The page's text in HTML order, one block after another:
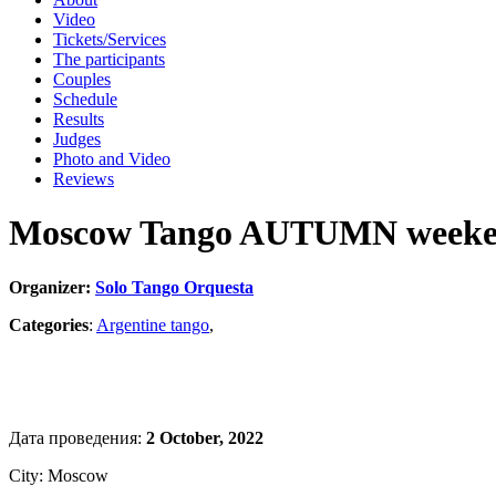
Video
Tickets/Services
The participants
Couples
Schedule
Results
Judges
Photo and Video
Reviews
Moscow Tango AUTUMN
Organizer: Solo Tango Orquesta
Categories: Argentine tango,
Дата проведения: 2 October, 2022
City: Moscow